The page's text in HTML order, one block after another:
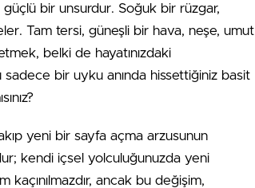
bir unsurdur. Soğuk bir rüzgar,
Tam tersi, güneşli bir hava, neşe, umut
belki de hayatınızdaki
bir uyku anında hissettiğiniz basit
yeni bir sayfa açma arzusunun
kendi içsel yolculuğunuzda yeni
kaçınılmazdır, ancak bu değişim,